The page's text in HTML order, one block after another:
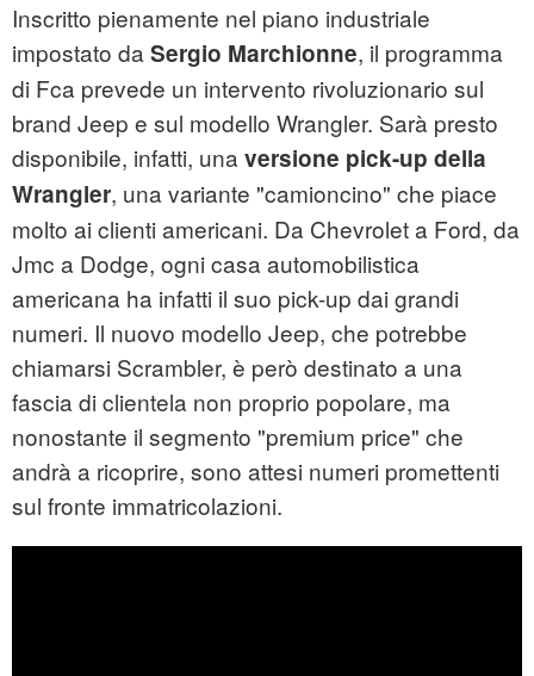
Inscritto pienamente nel piano industriale
impostato da Sergio Marchionne, il programma
di Fca prevede un intervento rivoluzionario sul
brand Jeep e sul modello Wrangler. Sarà presto
disponibile, infatti, una versione pick-up della
Wrangler, una variante "camioncino" che piace
molto ai clienti americani. Da Chevrolet a Ford, da
Jmc a Dodge, ogni casa automobilistica
americana ha infatti il suo pick-up dai grandi
numeri. Il nuovo modello Jeep, che potrebbe
chiamarsi Scrambler, è però destinato a una
fascia di clientela non proprio popolare, ma
nonostante il segmento "premium price" che
andrà a ricoprire, sono attesi numeri promettenti
sul fronte immatricolazioni.